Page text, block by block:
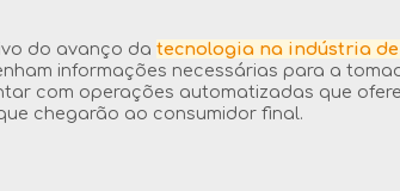
do avanço da tecnologia na indústria
informações necessárias para a
com operações automatizadas que
chegarão ao consumidor final.